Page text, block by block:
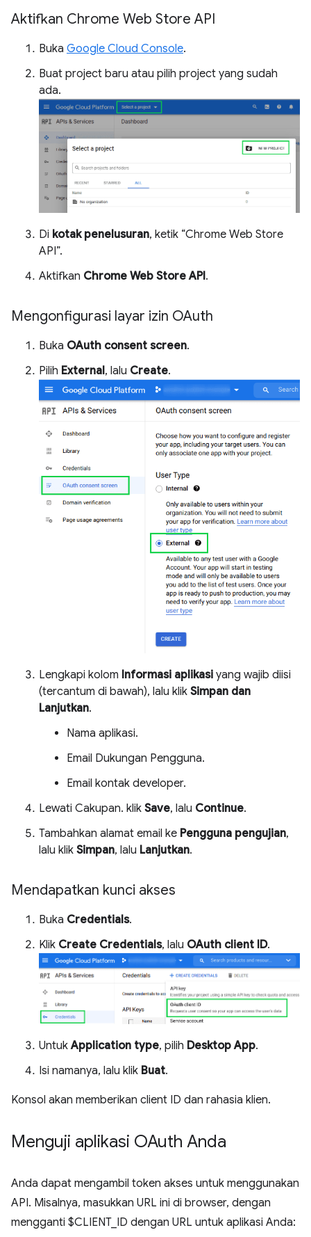
Aktifkan Chrome Web Store API
Buka Google Cloud Console.
Buat project baru atau pilih project yang sudah
ada.
Di kotak penelusuran, ketik “Chrome Web Store
API”.
Aktifkan Chrome Web Store API.
Mengonfigurasi layar izin OAuth
Buka OAuth consent screen.
Pilih External, lalu Create.
Lengkapi kolom Informasi aplikasi yang wajib diisi
(tercantum di bawah), lalu klik Simpan dan
Lanjutkan.
Nama aplikasi.
Email Dukungan Pengguna.
Email kontak developer.
Lewati Cakupan. klik Save, lalu Continue.
Tambahkan alamat email ke Pengguna pengujian,
lalu klik Simpan, lalu Lanjutkan.
Mendapatkan kunci akses
Buka Credentials.
Klik Create Credentials, lalu OAuth client ID.
UntukApplication type, pilih Desktop App.
Isi namanya, lalu klik Buat.
Konsol akan memberikan client ID dan rahasia klien.
Menguji aplikasi OAuth Anda
Anda dapat mengambil token akses untuk menggunakan
API. Misalnya, masukkan URL ini di browser, dengan
mengganti $CLIENT_ID dengan URL untuk aplikasi Anda: